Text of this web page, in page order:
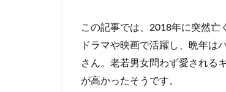
この記事では、2018年に突然亡
ドラマや映画で活躍し、晩年は
さん。老若男女問わず愛される
が高かったそうです。